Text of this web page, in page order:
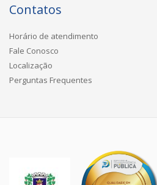
Contatos
Horário de atendimento
Fale Conosco
Localização
Perguntas Frequentes